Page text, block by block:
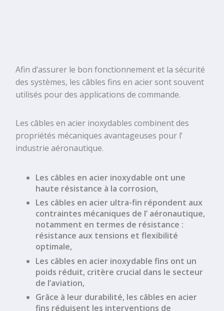
Afin d’assurer le bon fonctionnement et la sécurité
des systèmes, les câbles fins en aciersont souvent
utilisés pour des applications de commande.
Les câbles en acier inoxydables combinent des
propriétés mécaniques avantageuses pour l’
industrie aéronautique.
Les câbles en acier inoxydable ont une
haute résistance à la corrosion,
Les câbles en acier ultra-fin répondent aux
contraintes mécaniques de l’ aéronautique,
notamment en termes de résistance :
résistance aux tensions et flexibilité
optimale,
Les câbles en acier inoxydable fins ont un
poids réduit, critère crucial dans le secteur
de l’aviation,
Grâce à leur durabilité, les câbles en acier
fins réduisent les interventions de